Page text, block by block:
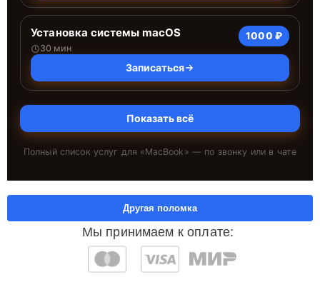
Установка системы macOS
30 мин
1000 ₽
Записаться
Показать всё
Полный список услуг для «MacBook » — по звонку или в чате
Мы принимаем к оплате:
Другая поломка